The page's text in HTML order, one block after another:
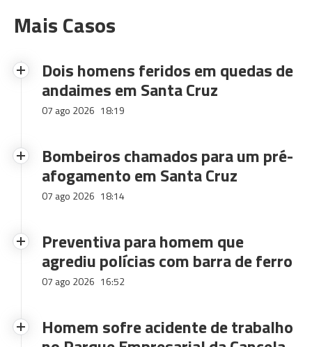
Mais Casos
Dois homens feridos em quedas de
andaimes em Santa Cruz
07 ago 2026 18:19
Bombeiros chamados para um pré-
afogamento em Santa Cruz
07 ago 2026 18:14
Preventiva para homem que
agrediu polícias com barra de ferro
07 ago 2026 16:52
Homem sofre acidente de trabalho